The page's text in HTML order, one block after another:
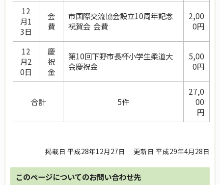
12
月1
3日
会
費
市国際交流協会設立10周年記念
祝賀会 会費
2,00
0円
12
月2
0日
慶
祝
金
第10回下野市長杯小学生柔道大
会慶祝金
5,00
0円
合計 5件
27,0
00
円
掲載日 平成28年12月27日 更新日 平成29年4月28日
このページについてのお問い合わせ先